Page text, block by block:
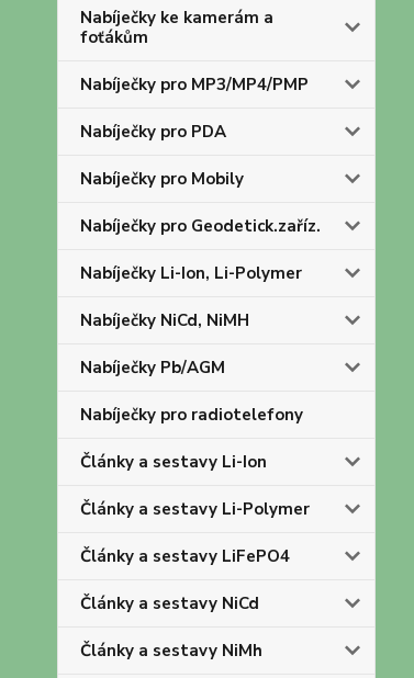
Nabíječky ke kamerám a
foťákům
Nabíječky pro MP3/MP4/PMP
Nabíječky pro PDA
Nabíječky pro Mobily
Nabíječky pro Geodetick.zaříz.
Nabíječky Li-Ion, Li-Polymer
Nabíječky NiCd, NiMH
Nabíječky Pb/AGM
Nabíječky pro radiotelefony
Články a sestavy Li-Ion
Články a sestavy Li-Polymer
Články a sestavy LiFePO4
Články a sestavy NiCd
Články a sestavy NiMh